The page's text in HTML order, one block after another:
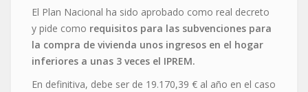
El Plan Nacional ha sido aprobado como real decreto
y pide como requisitos para las subvenciones para
la compra de vivienda unos ingresos en el hogar
inferiores a unas 3 veces el IPREM.
En definitiva, debe ser de 19.170,39 € al año en el caso